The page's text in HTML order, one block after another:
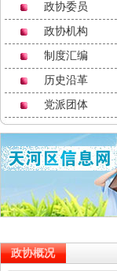
政协委员
政协机构
制度汇编
历史沿革
党派团体